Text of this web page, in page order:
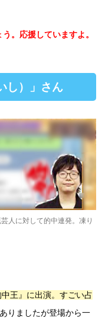
。応援していますよ。
し）」さん
人に対して的中連発。凍り
王』に出演。すごい占
りましたが登場から一